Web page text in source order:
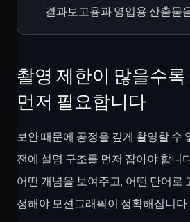
결과보고용과 영업용 산출물
촬영 제한이 많을수
먼저 필요합니다
보안 때문에 공정을 깊게 촬영할 수
전에 설명 구조를 먼저 잡아야 합니
어떤 개념을 보여주고, 어떤 단어로
정해야 모션그래픽이 정확해집니다.